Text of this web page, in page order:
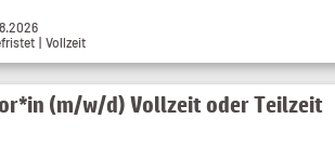
| Vollzeit
(m/w/d) Vollzeit oder Teilzeit